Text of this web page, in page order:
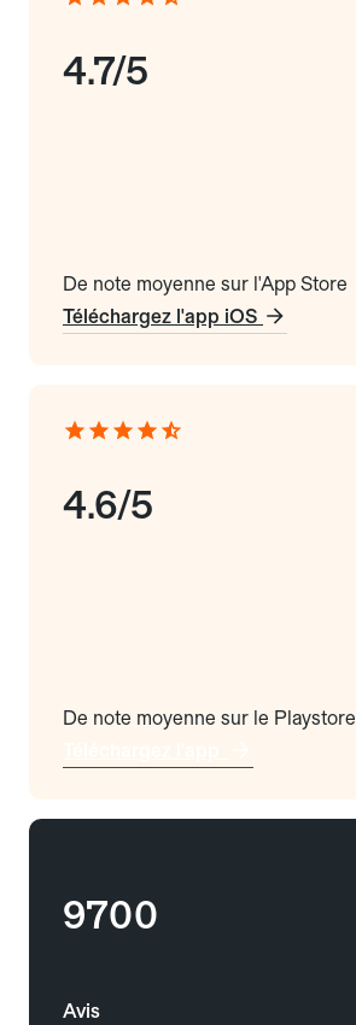
4.7/5
De note moyenne sur l'App Store
Téléchargez l'app iOS
4.6/5
De note moyenne sur le Playstore
9700
Avis